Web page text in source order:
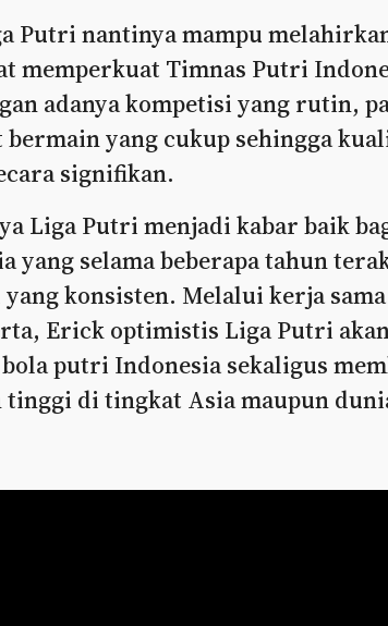
Putri nantinya mampu
memperkuat Timnas Putri
adanya kompetisi yang rutin,
yang cukup sehingga
signifikan.
Liga Putri menjadi kabar baik
yang selama beberapa tahun
konsisten. Melalui kerja sama
Erick optimistis Liga Putri
putri Indonesia sekaligus
tinggi di tingkat Asia maupun